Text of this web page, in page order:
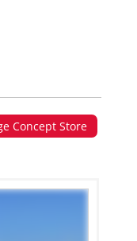
Concept Store